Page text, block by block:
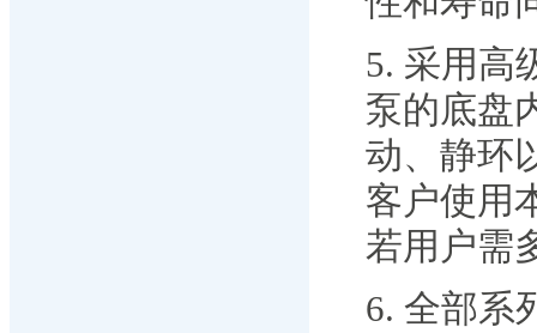
5. 采用高
泵的底盘
动、静环
客户使用
若用户需
6. 全部系